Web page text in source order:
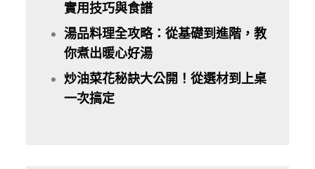
實用技巧與食譜
湯品料理全攻略：從基礎到進階，教
你煮出暖心好湯
炒油菜花秘訣大公開！從選材到上桌
一次搞定